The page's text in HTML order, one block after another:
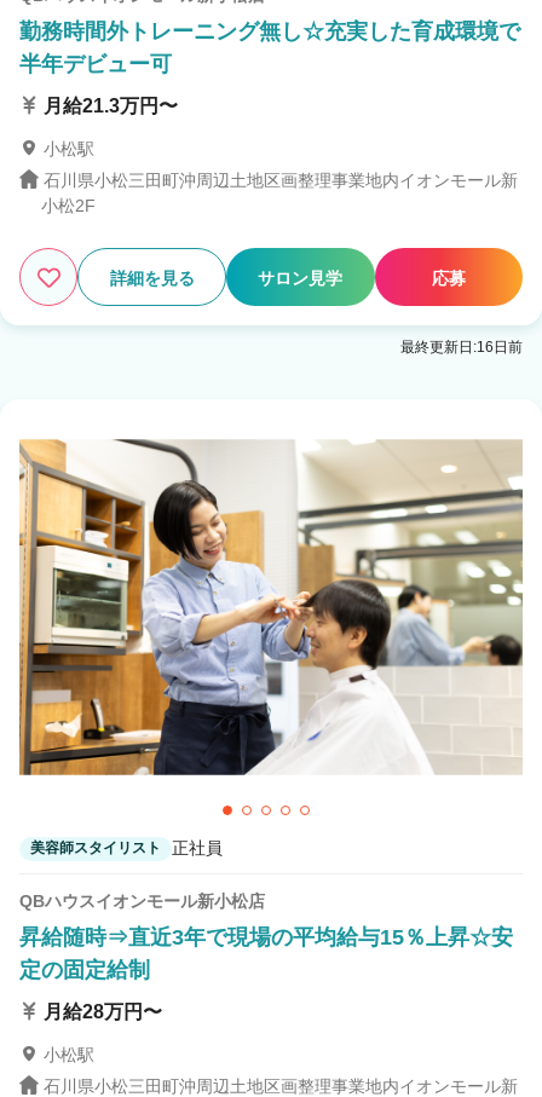
詳細条件
理容師歓迎
検索する
勤務時間外トレーニング無し☆充実した育成環境で
半年デビュー可
月給21.3万円〜
小松駅
石川県小松三田町沖周辺土地区画整理事業地内イオンモール新
小松2F
詳細を見る サロン見学 応募
最終更新日:16日前
美容師スタイリスト 正社員
QBハウスイオンモール新小松店
昇給随時⇒直近3年で現場の平均給与15％上昇☆安
定の固定給制
月給28万円〜
小松駅
石川県小松三田町沖周辺土地区画整理事業地内イオンモール新